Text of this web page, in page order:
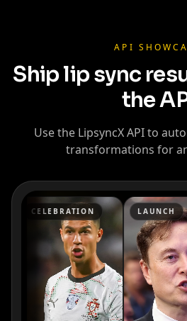
API
Ship lip sync
the
Use the LipsyncX API to
transformations for
CELEBRATION LAUNCH